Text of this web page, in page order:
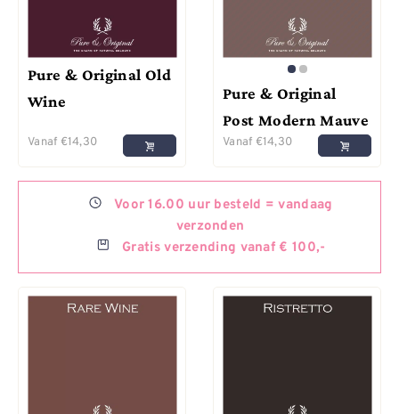
Pure & Original Old
Wine
Vanaf €14,30
Pure & Original
Post Modern Mauve
Vanaf €14,30
Voor 16.00 uur besteld =vandaag
verzonden
Gratisverzending vanaf € 100,-